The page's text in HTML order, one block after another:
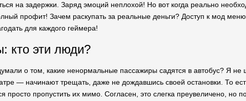
на задержки. Заряд эмоций неплохой! Но вот когда реально
профит! Зачем раскупать за реальные деньги? Доступ к мод
для каждого геймера!
кто эти люди?
о том, какие ненормальные пассажиры садятся в автобус? Я не
— начинают трещать, даже не дождавшись своей остановки. То
просто пропустить их мимо. Согласен, это слегка преувеличено, но